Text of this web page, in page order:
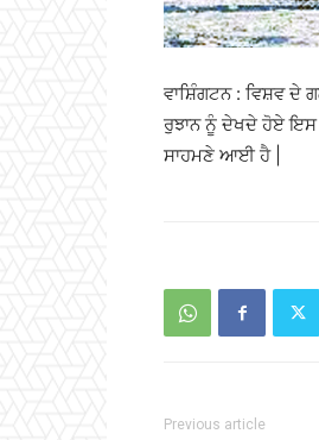
ਵਾਸ਼ਿੰਗਟਨ : ਵਿਸ਼ਵ ਦੇ
ਰੁਝਾਨ ਨੂੰ ਦੇਖਦੇ ਹੋਏ
ਸਾਹਮਣੇ ਆਈ ਹੈ |
Previous article